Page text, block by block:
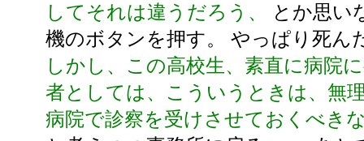
してそれは違うだろう、
とか思い
機のボタンを押す。 やっぱり死ん
しかし、この高校生、素直に病院
者としては、こういうときは、無
病院で診察を受けさせておくべき